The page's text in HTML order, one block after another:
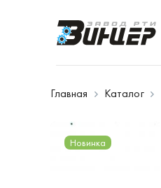
Главная Каталог
Новинка